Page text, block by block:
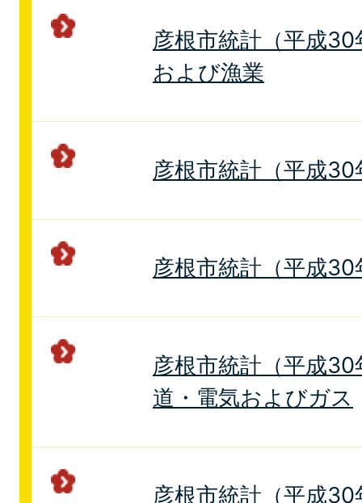
彦根市統計（平成
および漁業
彦根市統計（平成
彦根市統計（平成
彦根市統計（平成
道・電気およびガス
彦根市統計（平成